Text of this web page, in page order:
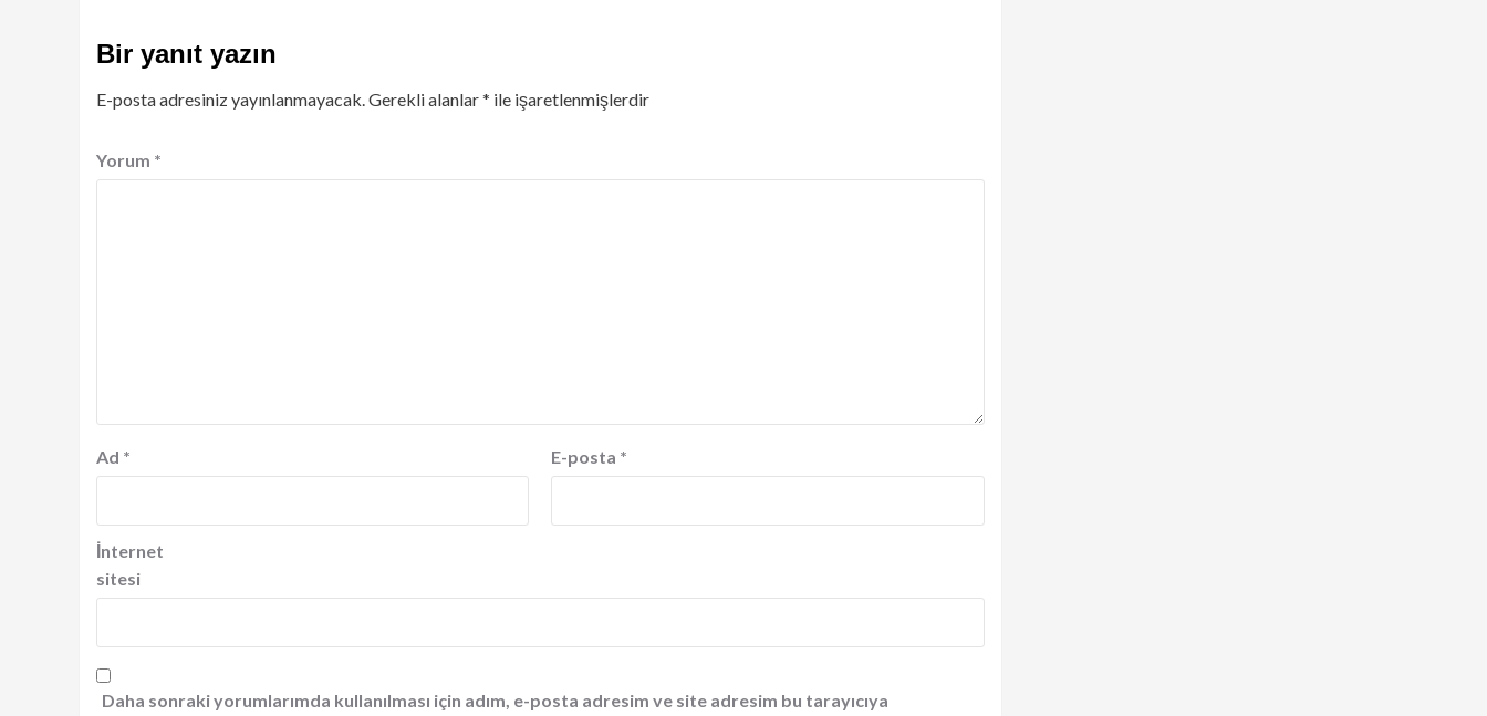
Bir yanıt yazın
E-posta adresiniz yayınlanmayacak.Gerekli alanlar* ile işaretlenmişlerdir
Yorum *
Ad * E-posta *
İnternet
sitesi
Daha sonraki yorumlarımda kullanılması için adım, e-posta adresim ve site adresim bu tarayıcıya